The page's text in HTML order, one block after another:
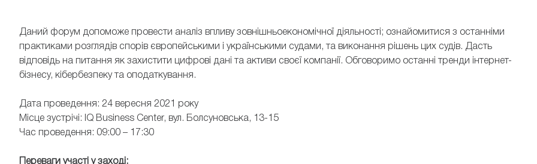
Даний форум допоможе провести аналіз впливу зовнішньоекономічної діяльності; ознайомитися з останніми
практиками розглядів спорів європейськими і українськими судами, та виконання рішень цих судів. Дасть
відповідь на питання як захистити цифрові дані та активи своєї компанії. Обговоримо останні тренди інтернет-
бізнесу, кібербезпеку та оподаткування.
Дата проведення: 24 вересня 2021 року
Місце зустрічі: IQ Business Center, вул. Болсуновська, 13-15
Час проведення: 09:00 – 17:30
Переваги участі у заході:
Адвокатка, керівниця юридичного
департаменту компаній PepsiCo в Україні
Юрист ЮК АМБЕР, адвокат, магістр права
Юристка з питань
ГК "Нова пошта"